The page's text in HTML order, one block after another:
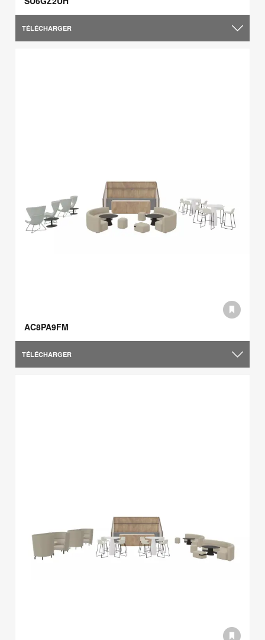
TÉLÉCHARGER
AC8PA9FM
TÉLÉCHARGER